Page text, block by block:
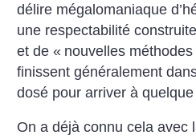
délire mégalomaniaque
une respectabilité
et de « nouvelles
finissent généralement
dosé pour arriver à
On a déjà connu cela avec